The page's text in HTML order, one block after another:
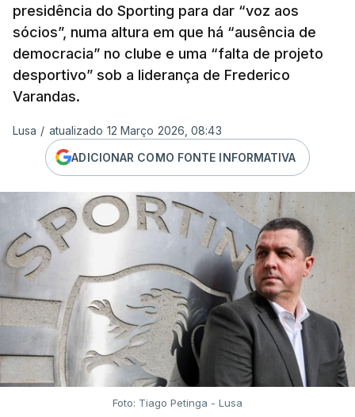
presidência do Sporting para dar “voz aos
sócios”, numa altura em que há “ausência de
democracia” no clube e uma “falta de projeto
desportivo” sob a liderança de Frederico
Varandas.
Lusa / atualizado 12 Março 2026, 08:43
ADICIONAR COMO FONTE INFORMATIVA
Foto: Tiago Petinga - Lusa